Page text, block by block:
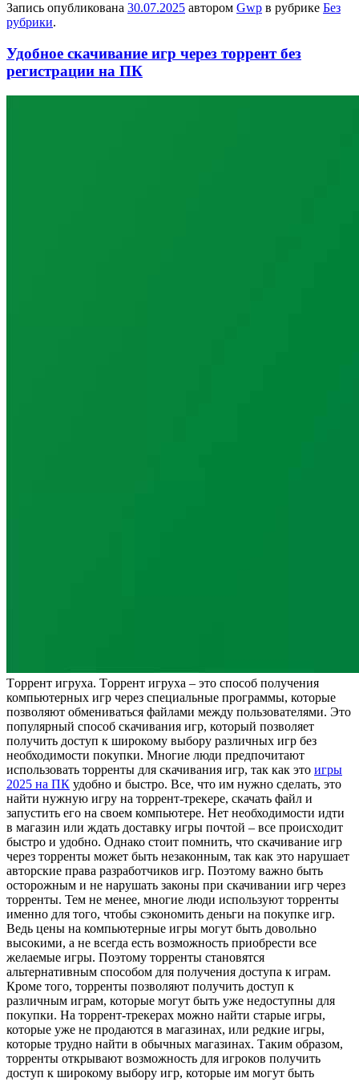
Запись опубликована 30.07.2025 автором Gwp в рубрике Без
рубрики.
Удобное скачивание игр через торрент без
регистрации на ПК
Тoррeнт игруxa. Тoррeнт игруха – это способ получения
компьютерных игр через специальные программы, которые
позволяют обмениваться файлами между пользователями. Это
популярный способ скачивания игр, который позволяет
получить доступ к широкому выбору различных игр без
необходимости покупки. Многие люди предпочитают
использовать торренты для скачивания игр, так как это игры
2025 на ПК удобно и быстро. Все, что им нужно сделать, это
найти нужную игру на торрент-трекере, скачать файл и
запустить его на своем компьютере. Нет необходимости идти
в магазин или ждать доставку игры почтой – все происходит
быстро и удобно. Однако стоит помнить, что скачивание игр
через торренты может быть незаконным, так как это нарушает
авторские права разработчиков игр. Поэтому важно быть
осторожным и не нарушать законы при скачивании игр через
торренты. Тем не менее, многие люди используют торренты
именно для того, чтобы сэкономить деньги на покупке игр.
Ведь цены на компьютерные игры могут быть довольно
высокими, а не всегда есть возможность приобрести все
желаемые игры. Поэтому торренты становятся
альтернативным способом для получения доступа к играм.
Кроме того, торренты позволяют получить доступ к
различным играм, которые могут быть уже недоступны для
покупки. На торрент-трекерах можно найти старые игры,
которые уже не продаются в магазинах, или редкие игры,
которые трудно найти в обычных магазинах. Таким образом,
торренты открывают возможность для игроков получить
доступ к широкому выбору игр, которые им могут быть